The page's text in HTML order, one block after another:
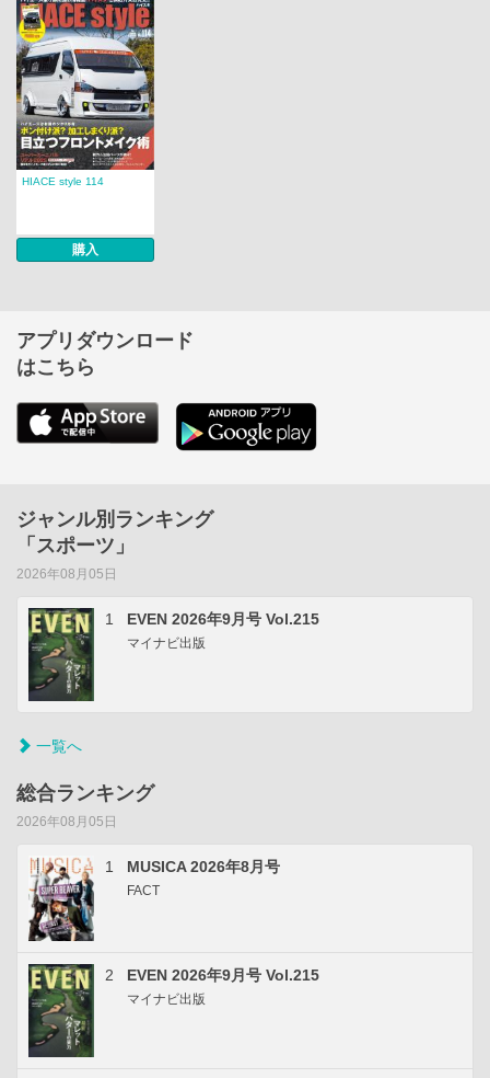
HIACE style 114
購入
アプリダウンロード
はこちら
ジャンル別ランキング
「スポーツ」
2026年08月05日
1 EVEN 2026年9月号 Vol.215
マイナビ出版
一覧へ
総合ランキング
2026年08月05日
1 MUSICA 2026年8月号
FACT
2 EVEN 2026年9月号 Vol.215
マイナビ出版